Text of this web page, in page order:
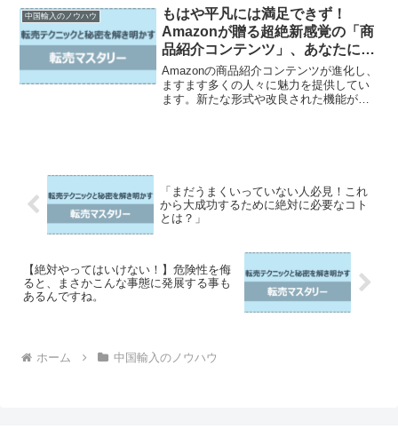
マイズすることです。多くのアニメやマ
ンガファンが自分好みのキ...
中国輸入のノウハウ
もはや平凡には満足できず！
Amazonが贈る超絶新感覚の「商
品紹介コンテンツ」、あなたにさ
らなる魅力を解き放つ！
Amazonの商品紹介コンテンツが進化し、
ますます多くの人々に魅力を提供してい
ます。新たな形式や改良された機能が追
「まだうまくいっていない人必見！これ
から大成功するために絶対に必要なコト
とは？」
【絶対やってはいけない！】危険性を侮
ると、まさかこんな事態に発展する事も
あるんですね。
ホーム 中国輸入のノウハウ